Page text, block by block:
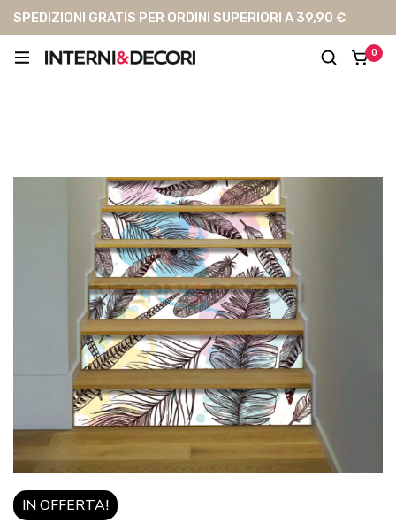
SPEDIZIONI GRATIS PER ORDINI SUPERIORI A 39,90 €
0
IN OFFERTA!